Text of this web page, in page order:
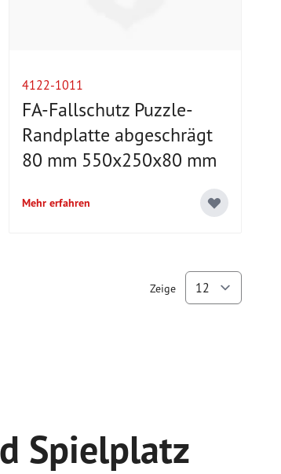
4122-1011
FA-Fallschutz Puzzle-
Randplatte abgeschrägt
80 mm 550x250x80 mm
Mehr erfahren
Zeige
Spielplatz